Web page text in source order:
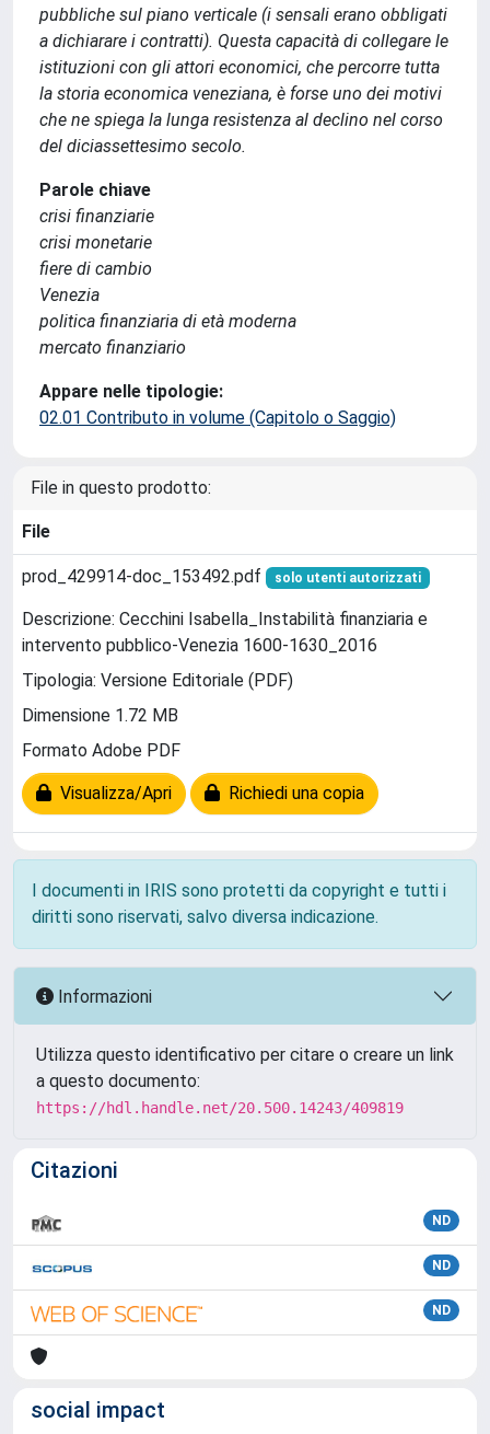
pubbliche sul piano verticale (i sensali erano obbligati
a dichiarare i contratti). Questa capacità di collegare le
istituzioni con gli attori economici, che percorre tutta
la storia economica veneziana, è forse uno dei motivi
che ne spiega la lunga resistenza al declino nel corso
del diciassettesimo secolo.
Parole chiave
crisi finanziarie
crisi monetarie
fiere di cambio
Venezia
politica finanziaria di età moderna
mercato finanziario
Appare nelle tipologie:
02.01 Contributo in volume (Capitolo o Saggio)
File in questo prodotto:
File
prod_429914-doc_153492.pdf solo utenti autorizzati
Descrizione: Cecchini Isabella_Instabilità finanziaria e
intervento pubblico-Venezia 1600-1630_2016
Tipologia: Versione Editoriale (PDF)
Dimensione 1.72 MB
Formato Adobe PDF
Visualizza/Apri Richiedi una copia
I documenti in IRIS sono protetti da copyright e tutti i
diritti sono riservati, salvo diversa indicazione.
Informazioni
Utilizza questo identificativo per citare o creare un link
a questo documento:
https://hdl.handle.net/20.500.14243/409819
Citazioni
ND
ND
ND
social impact